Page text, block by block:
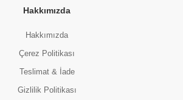
Hakkımızda
Hakkımızda
Çerez Politikası
Teslimat & İade
Gizlilik Politikası